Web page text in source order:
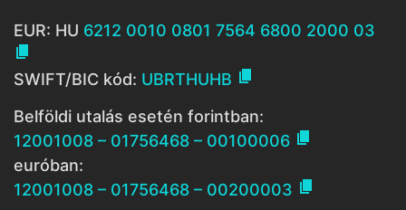
EUR: HU 6212 0010 0801 7564 6800 2000 03

SWIFT/BIC kód: UBRTHUHB 
Belföldi utalás esetén forintban:
12001008 – 01756468 – 00100006 
euróban:
12001008 – 01756468 – 00200003 